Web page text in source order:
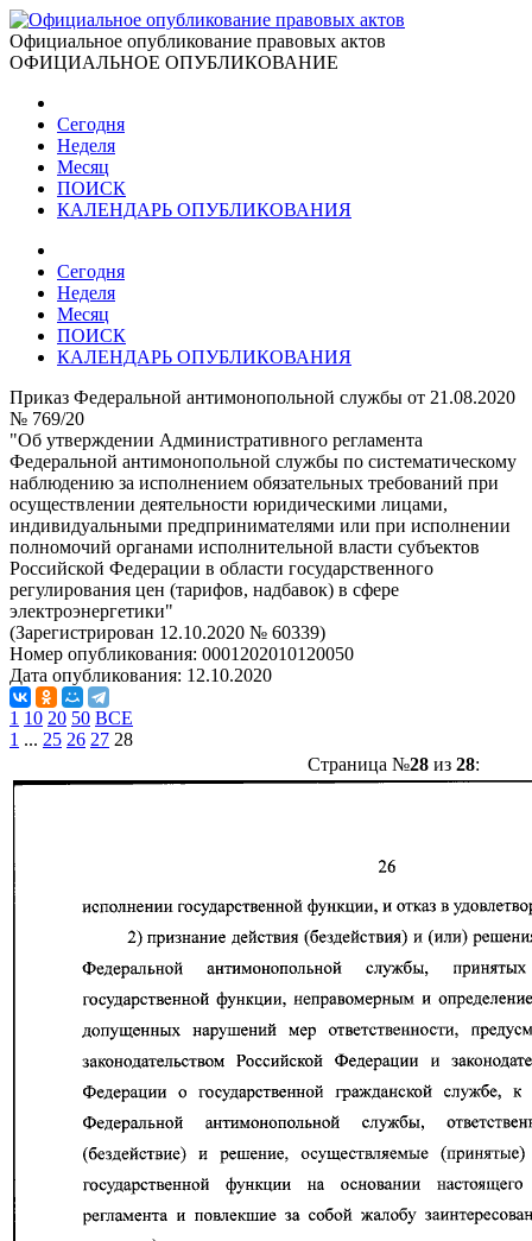
Официальное опубликование правовых актов
ОФИЦИАЛЬНОЕ ОПУБЛИКОВАНИЕ
Сегодня
Неделя
Месяц
ПОИСК
КАЛЕНДАРЬ ОПУБЛИКОВАНИЯ
Сегодня
Неделя
Месяц
ПОИСК
КАЛЕНДАРЬ ОПУБЛИКОВАНИЯ
Приказ Федеральной антимонопольной службы от 21.08.2020
№ 769/20
"Об утверждении Административного регламента
Федеральной антимонопольной службы по систематическому
наблюдению за исполнением обязательных требований при
осуществлении деятельности юридическими лицами,
индивидуальными предпринимателями или при исполнении
полномочий органами исполнительной власти субъектов
Российской Федерации в области государственного
регулирования цен (тарифов, надбавок) в сфере
электроэнергетики"
(Зарегистрирован 12.10.2020 № 60339)
Номер опубликования: 0001202010120050
Дата опубликования: 12.10.2020
1 10 20 50 ВСЕ
1 ... 25 26 27 28
Страница №28из 28: